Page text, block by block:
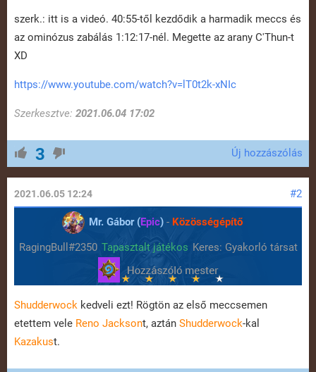
szerk.: itt is a videó. 40:55-től kezdődik a harmadik meccs és
az ominózus zabálás 1:12:17-nél. Megette az arany C'Thun-t
XD
https://www.youtube.com/watch?v=lT0t2k-xNIc
Szerkesztve: 2021.06.04 17:02
3 Új hozzászólás
#2
2021.06.05 12:24
Mr. Gábor (Epic)- Közösségépítő
RagingBull#2350 Tapasztalt játékos Keres: Gyakorló társat
Shudderwock kedveli ezt! Rögtön az első meccsemen
etettem vele Reno Jacksont, aztán Shudderwock-kal
Kazakust.